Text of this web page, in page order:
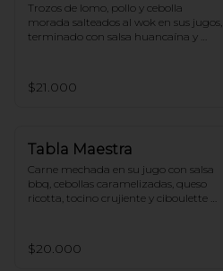
Trozos de lomo, pollo y cebolla
morada salteados al wok en sus jugos,
terminado con salsa huancaína y
$21.000
Tabla Maestra
Carne mechada en su jugo con salsa
bbq, cebollas caramelizadas, queso
ricotta, tocino crujiente y ciboulette
$20.000